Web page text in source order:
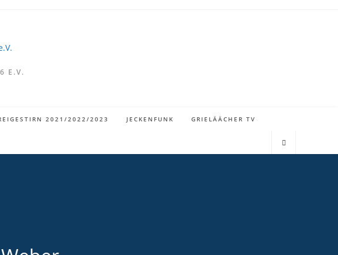
E.V.
2021/2022/2023 JECKENFUNK GRIELÄÄCHER TV